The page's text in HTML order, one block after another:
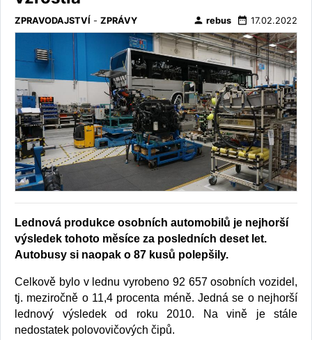
ZPRAVODAJSTVÍ - ZPRÁVY person rebus date_range 17.02.2022
Lednová produkce osobních automobilů je nejhorší
výsledek tohoto měsíce za posledních deset let.
Autobusy si naopak o 87 kusů polepšily.
Celkově bylo v lednu vyrobeno 92 657 osobních vozidel,
tj. meziročně o 11,4 procenta méně. Jedná se o nejhorší
lednový výsledek od roku 2010. Na vině je stále
nedostatek polovovičových čipů.